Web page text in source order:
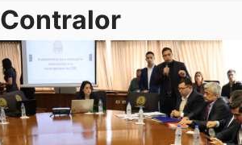
Contralor